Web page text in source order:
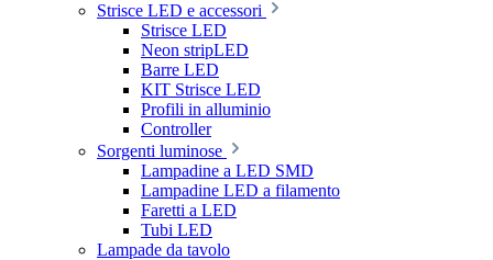
Strisce LED e accessori
Strisce LED
Neon stripLED
Barre LED
KIT Strisce LED
Profili in alluminio
Controller
Sorgenti luminose
Lampadine a LED SMD
Lampadine LED a filamento
Faretti a LED
Tubi LED
Lampade da tavolo